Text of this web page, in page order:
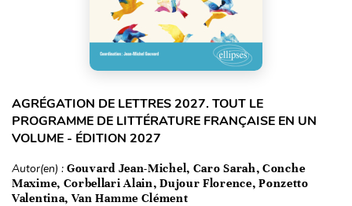
AGRÉGATION DE LETTRES 2027. TOUT LE
PROGRAMME DE LITTÉRATURE FRANÇAISE EN UN
VOLUME - ÉDITION 2027
Autor(en) : Gouvard Jean-Michel, Caro Sarah, Conche
Maxime, Corbellari Alain, Dujour Florence, Ponzetto
Valentina, Van Hamme Clément